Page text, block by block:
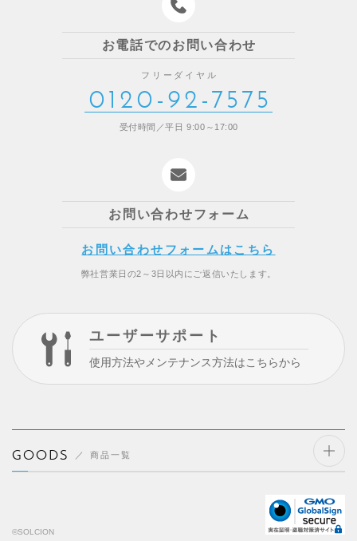
お電話でのお問い合わせ
フリーダイヤル
0120-92-7575
受付時間／平日 9:00～17:00
お問い合わせフォーム
お問い合わせフォームはこちら
弊社営業日の2～3日以内にご返信いたします。
ユーザーサポート
使用方法やメンテナンス方法はこちらから
GOODS 商品一覧
©SOLCION